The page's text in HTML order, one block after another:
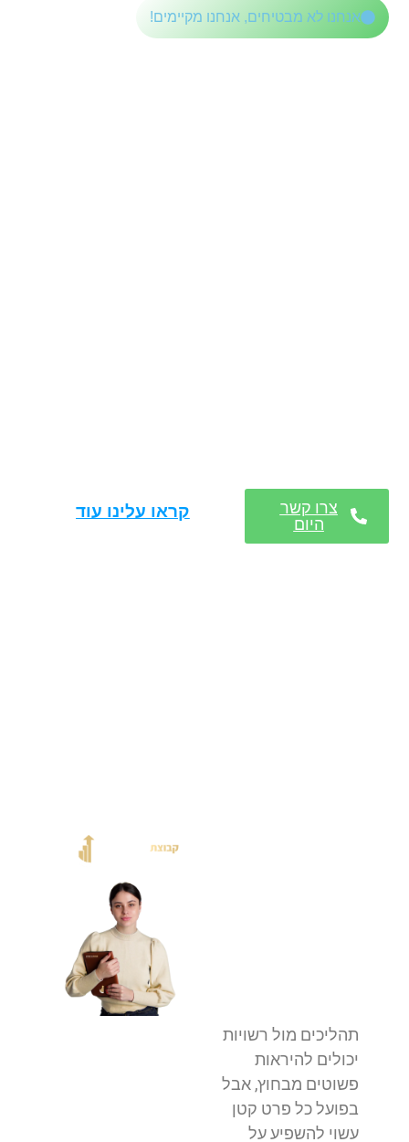
לתוכן אנחנו לא מבטיחים, אנחנו מקיימים!
צרו קשר
היום
קראו עלינו עוד
תהליכים מול רשויות
יכולים להיראות
פשוטים מבחוץ, אבל
בפועל כל פרט קטן
עשוי להשפיע על